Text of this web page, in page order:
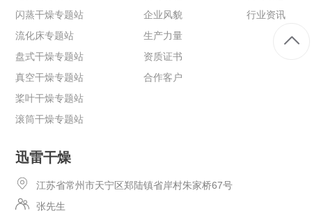
闪蒸干燥专题站
流化床专题站
盘式干燥专题站
真空干燥专题站
桨叶干燥专题站
滚筒干燥专题站
企业风貌
生产力量
资质证书
合作客户
行业资讯
迅雷干燥
江苏省常州市天宁区郑陆镇省岸村朱家桥67号
张先生